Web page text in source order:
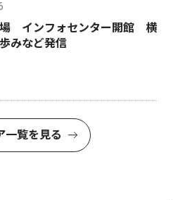
場 インフォセンター開館 横
みなど発信
一覧を見る